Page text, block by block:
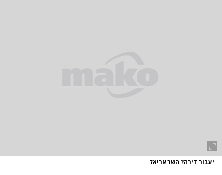
יעבור דירה? השר אריאל